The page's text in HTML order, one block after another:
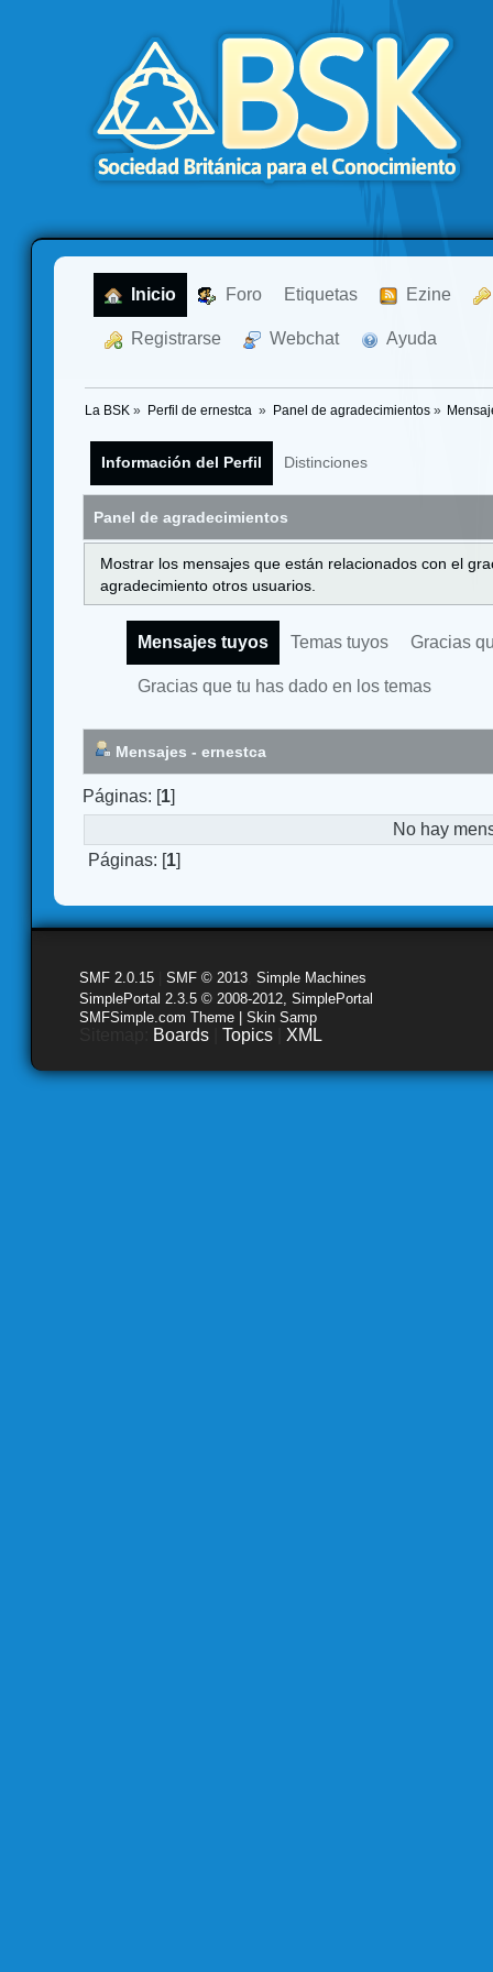
Inicio Foro Etiquetas Ezine
Registrarse Webchat Ayuda
La BSK » Perfil de ernestca » Panel de agradecimientos»
Información del Perfil Distinciones
Panel de agradecimientos
Mostrar los mensajes que están relacionados con el
agradecimiento otros usuarios.
Mensajes tuyos Temas tuyos Gracias
Gracias que tu has dado en los temas
Mensajes - ernestca
Páginas: [1]
No hay
Páginas: [1]
SMF 2.0.15 SMF © 2013 Simple Machines
SimplePortal 2.3.5 © 2008-2012, SimplePortal
SMFSimple.com Theme | Skin Samp
Boards Topics XML